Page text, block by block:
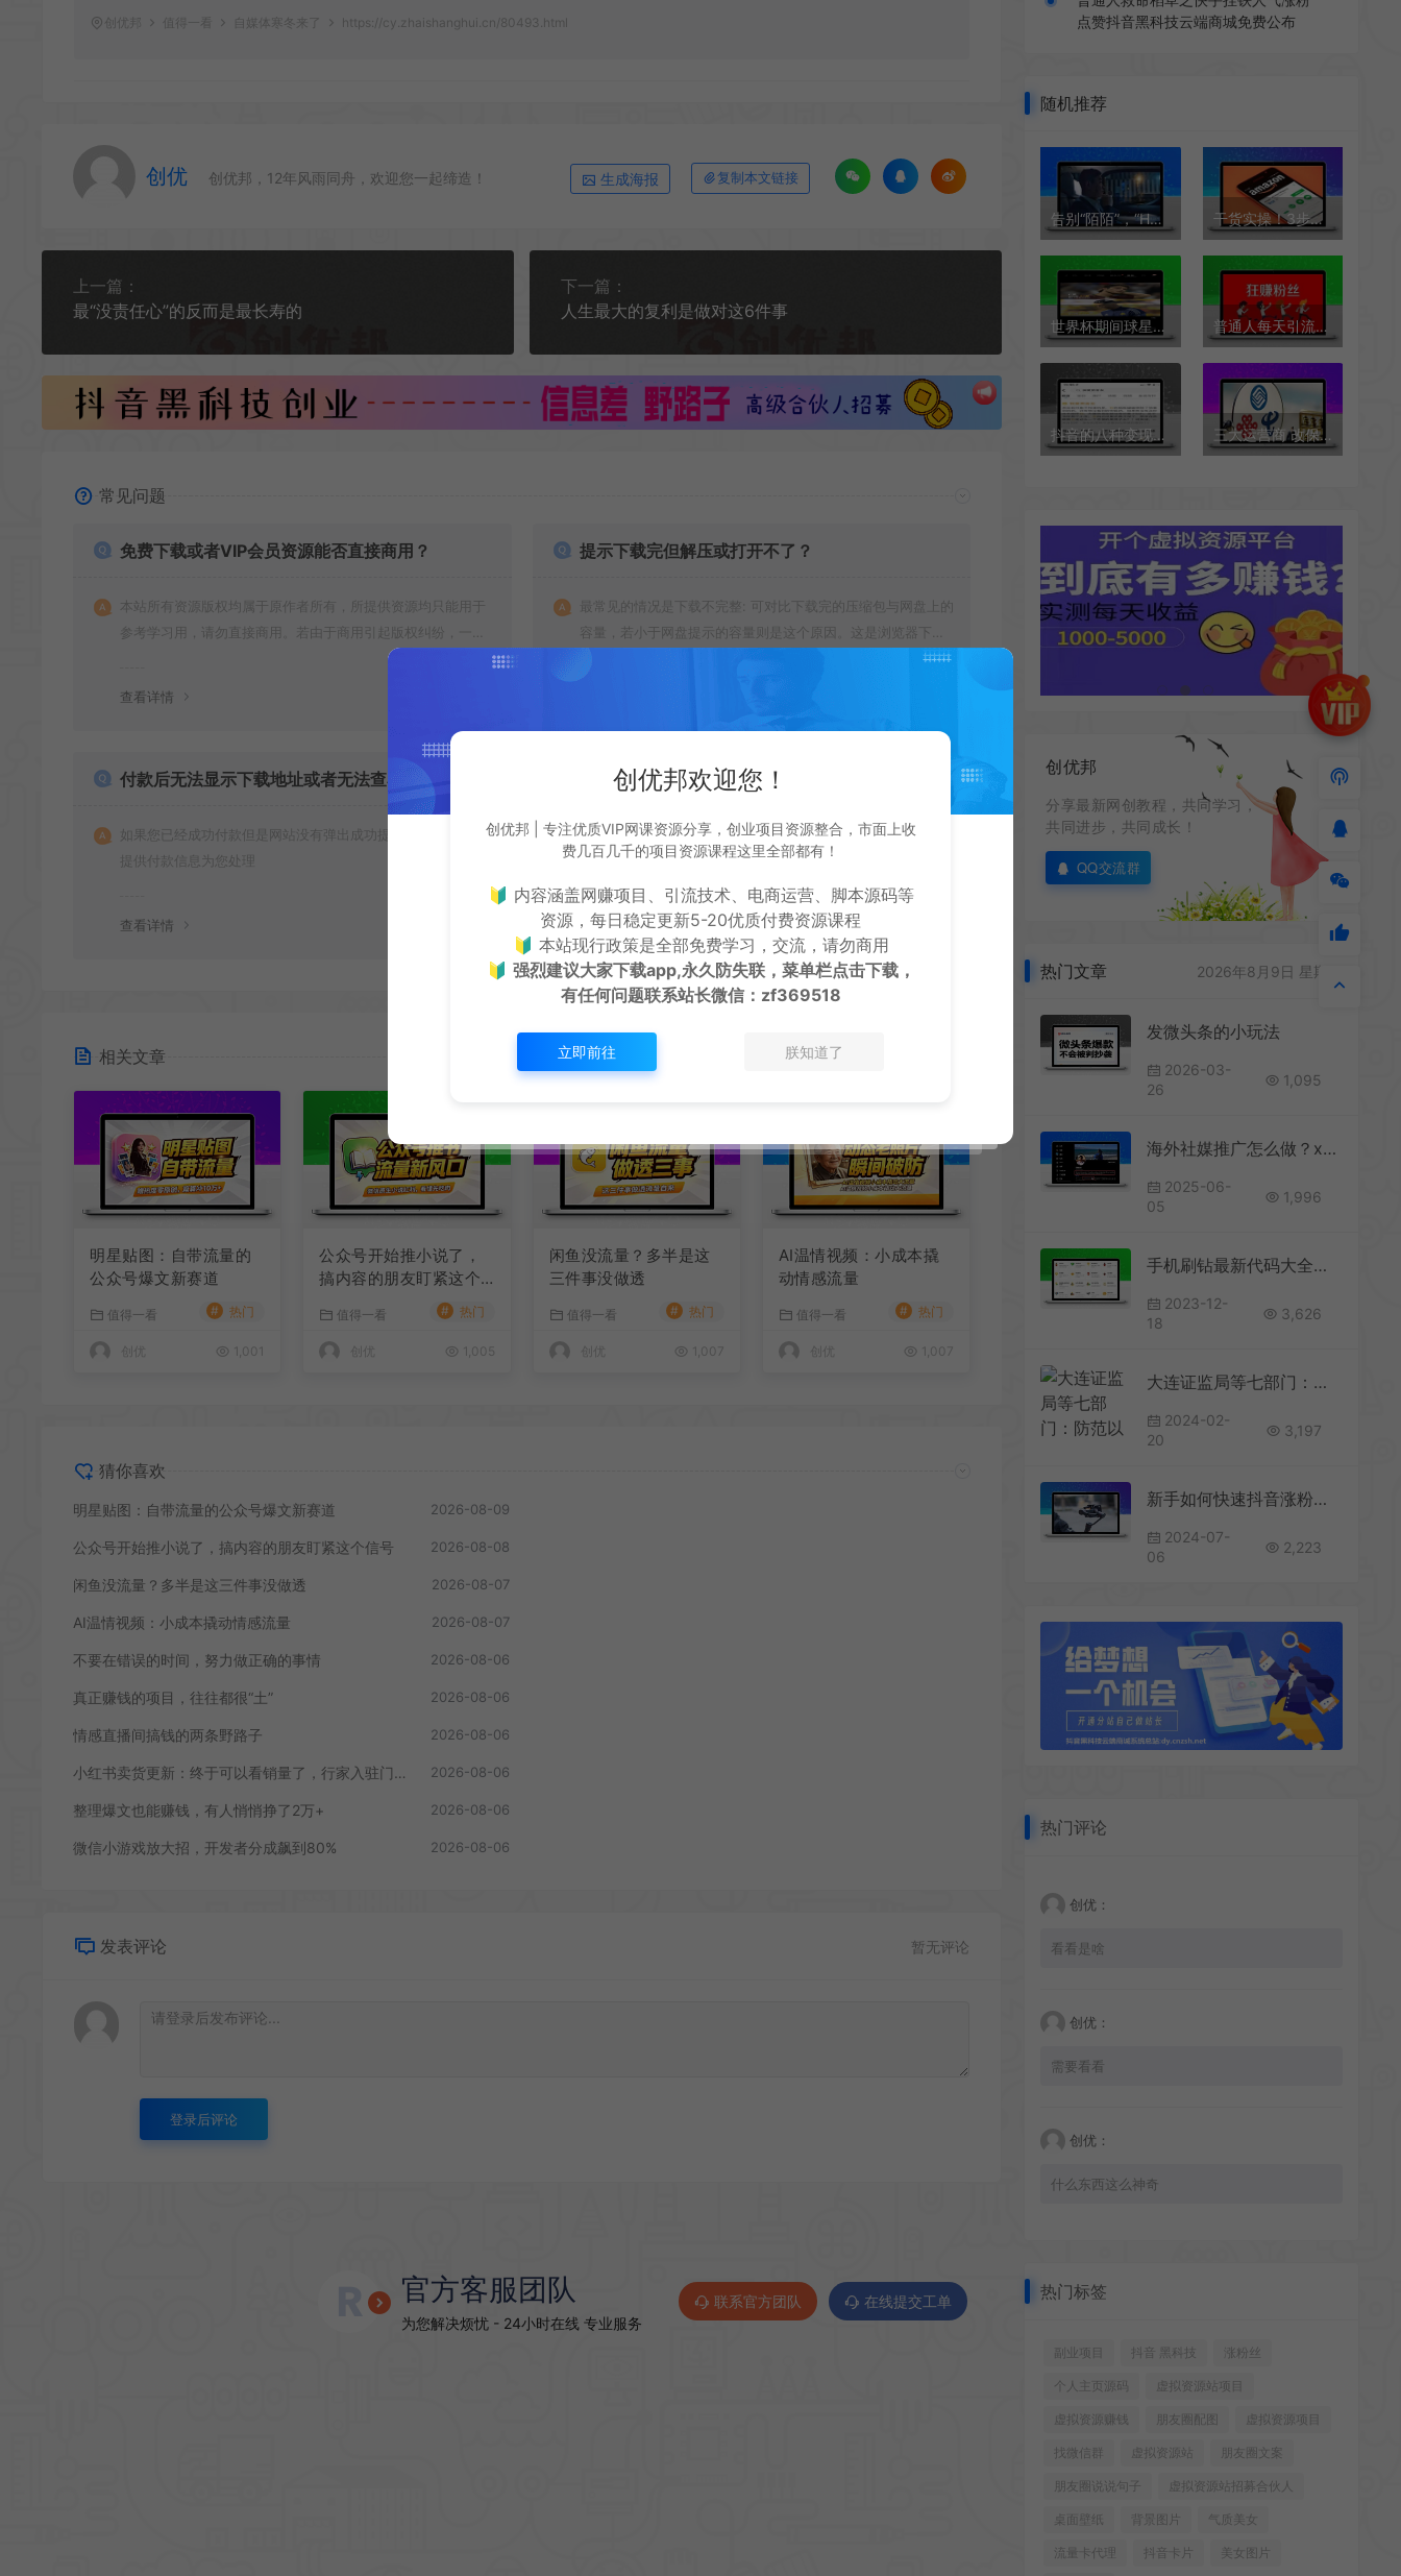
创优邦 值得一看 自媒体寒冬来了 https://cy.zhaishanghui.cn/80493.html
创优 创优邦，12年风雨同舟，欢迎您一起缔造！ 生成海报 复制本文链接
上一篇：
最“没责任心”的反而是最长寿的
下一篇：
人生最大的复利是做对这6件事
常见问题
免费下载或者VIP会员资源能否直接商用？
本站所有资源版权均属于原作者所有，所提供资源均只能用于
参考学习用，请勿直接商用。若由于商用引起版权纠纷，一切
查看详情
提示下载完但解压或打开不了？
最常见的情况是下载不完整: 可对比下载完的压缩包与网盘上的
容量，若小于网盘提示的容量则是这个原因。这是浏览器下载
付款后无法显示下载地址或者无法查看内容？
如果您已经成功付款但是网站没有弹出成功提示，请联系站长
提供付款信息为您处理
查看详情
购买该资源后，可以退款吗？
资源属于虚拟商品，具有可复制性，可传播性，一旦授予，不
接受任何形式的退款、换货要求。请您在购买获取之前确认好
是您所需要的资源(实物商品除外)
查看详情
相关文章
明星贴图：自带流量的
公众号爆文新赛道
值得一看 # 热门
1,001
公众号开始推小说了，
搞内容的朋友盯紧这个
值得一看 # 热门
1,005
闲鱼没流量？多半是这
三件事没做透
值得一看 # 热门
1,007
AI温情视频：小成本撬
动情感流量
值得一看 # 热门
1,007
猜你喜欢
明星贴图：自带流量的公众号爆文新赛道 2026-08-09
公众号开始推小说了，搞内容的朋友盯紧这个信号 2026-08-08
闲鱼没流量？多半是这三件事没做透 2026-08-07
AI温情视频：小成本撬动情感流量 2026-08-07
不要在错误的时间，努力做正确的事情 2026-08-06
真正赚钱的项目，往往都很“土” 2026-08-06
情感直播间搞钱的两条野路子 2026-08-06
小红书卖货更新：终于可以看销量了，行家入驻门槛曝光 2026-08-06
整理爆文也能赚钱，有人悄悄挣了2万+ 2026-08-06
微信小游戏放大招，开发者分成飙到80% 2026-08-06
发表评论 暂无评论
登录后评论
官方客服团队
为您解决烦忧 - 24小时在线 专业服务
联系官方团队 在线提交工单
点赞抖音黑科技云端商城免费公布
随机推荐
告别“陌陌”，“Hello”七夕 干货实操！3步打造亚马逊爆款！产品核心做好关联视频买家秀爆单
世界杯期间球星对比内容重点流量 普通人每天引流10个意向客户，难不难
抖音的八种变现玩法，非真人出镜也能做 三大运营商 改保号套餐攻略教程
创优邦
分享最新网创教程，共同学习，
共同进步，共同成长！
QQ交流群
热门文章 2026年8月9日 星期日
发微头条的小玩法
2026-03-
26
1,095
海外社媒推广怎么做？x、facebook、youtube等推广方法分享
2025-06-
05
1,996
手机刷钻最新代码大全附开通步骤教程
2023-12-
18
3,626
大连证监局等七部门：防范以“虚拟货币”“元宇宙”“财富分享”等名义进行非法集资
2024-02-
20
3,197
新手如何快速抖音涨粉，掌握这些技巧还怕没人关注？
2024-07-
06
2,223
热门评论
创优：
看看是啥
创优：
需要看看
创优：
什么东西这么神奇
热门标签
副业项目 抖音 黑科技 涨粉丝
个人主页源码 虚拟资源站项目
虚拟资源赚钱 朋友圈配图 虚拟资源项目
找微信群 虚拟资源站 朋友圈文案
朋友圈说说句子 虚拟资源站招募合伙人
桌面壁纸 背景图片 气质美女
流量卡代理 抖音卡片 美女图片
创优邦欢迎您！
创优邦 | 专注优质VIP网课资源分享，创业项目资源整合，市面上收
费几百几千的项目资源课程这里全部都有！
🔰 内容涵盖网赚项目、引流技术、电商运营、脚本源码等
资源，每日稳定更新5-20优质付费资源课程
🔰 本站现行政策是全部免费学习，交流，请勿商用
🔰 强烈建议大家下载app,永久防失联，菜单栏点击下载，
有任何问题联系站长微信：zf369518
立即前往 朕知道了